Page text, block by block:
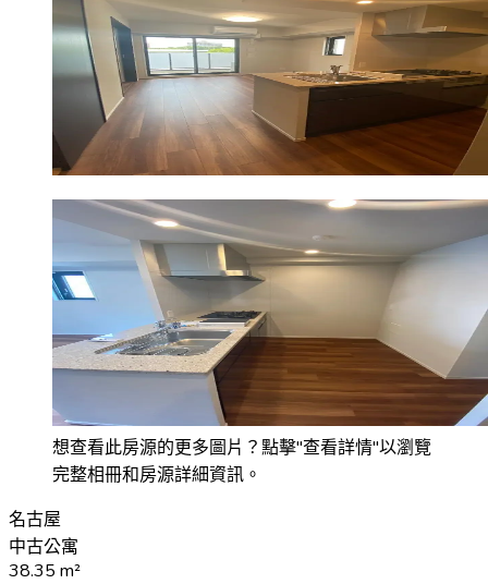
想查看此房源的更多圖片？點擊"查看詳情"以瀏覽
完整相冊和房源詳細資訊。
名古屋
中古公寓
38.35 m²